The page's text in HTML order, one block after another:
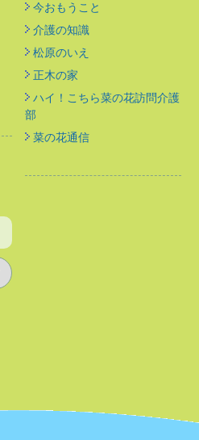
今おもうこと
介護の知識
松原のいえ
正木の家
ハイ！こちら菜の花訪問介護
部
菜の花通信